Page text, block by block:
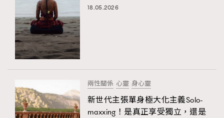
18.05.2026
兩性關係 心靈 身心靈
新世代主張單身極大化主義Solo-
maxxing！是真正享受獨立，還是